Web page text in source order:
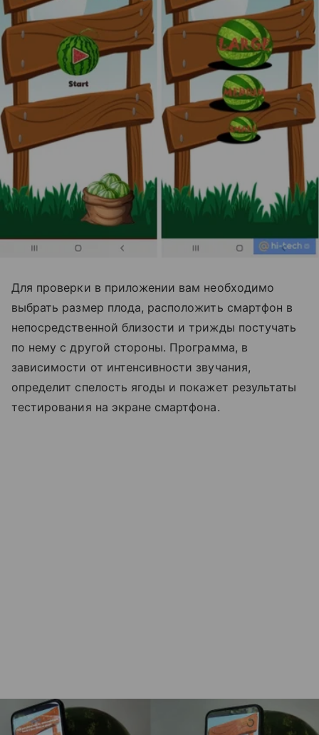
Для проверки в приложении вам необходимо
выбрать размер плода, расположить смартфон в
непосредственной близости и трижды постучать
по нему с другой стороны. Программа, в
зависимости от интенсивности звучания,
определит спелость ягоды и покажет результаты
тестирования на экране смартфона.